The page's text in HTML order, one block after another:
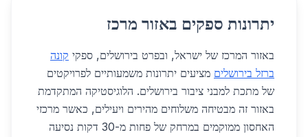
יתרונות ספקים באזור מרכז
באזור המרכז של ישראל, ובפרט בירושלים, ספקי קונה
ברזל בירושלים מציעים יתרונות משמעותיים לפרויקטים
של מתכת למבני ציבור בירושלים. הלוגיסטיקה המתקדמת
באזור זה מבטיחה משלוחים מהירים ויעילים, כאשר מרכזי
האחסון ממוקמים במרחק של פחות מ-30 דקות נסיעה